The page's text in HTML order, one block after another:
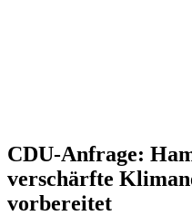
CDU-Anfrage:
verschärfte
vorbereitet